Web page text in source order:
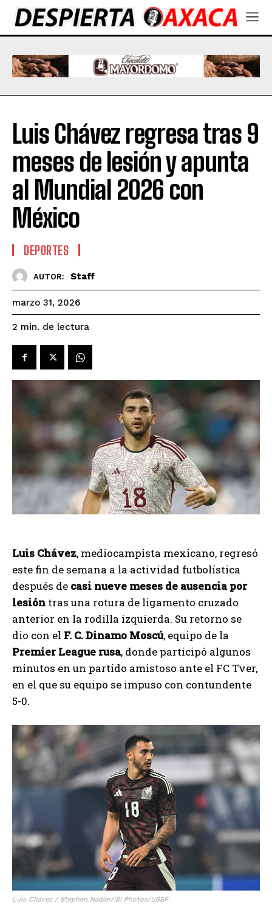
Luis Chávez regresa tras 9
meses de lesión y apunta
al Mundial 2026 con
México
DEPORTES
AUTOR: Staff
marzo 31, 2026
2 min. de lectura
Luis Chávez, mediocampista mexicano, regresó
este fin de semana a la actividad futbolística
después de casi nueve meses de ausencia por
lesión tras una rotura de ligamento cruzado
anterior en la rodilla izquierda. Su retorno se
dio con el F. C. Dinamo Moscú, equipo de la
Premier League rusa, donde participó algunos
minutos en un partido amistoso ante el FC Tver,
en el que su equipo se impuso con contundente
5-0.
Luis Chávez / Stephen Nadler/ISI Photos/USSF